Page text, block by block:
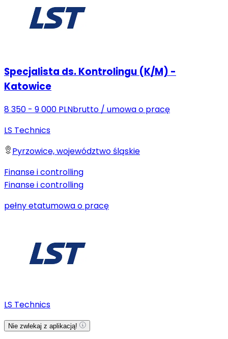
Specjalista ds. Kontrolingu (K/M) -
Katowice
8 350 - 9 000 PLNbrutto / umowa o pracę
LS Technics
Pyrzowice, województwo śląskie
Finanse i controlling
Finanse i controlling
pełny etatumowa o pracę
LS Technics
Nie zwlekaj z aplikacją!